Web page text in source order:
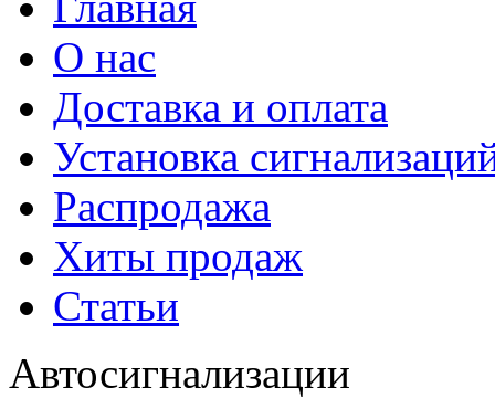
О нас
Доставка и оплата
Установка
Распродажа
Хиты продаж
Статьи
Автосигнализации